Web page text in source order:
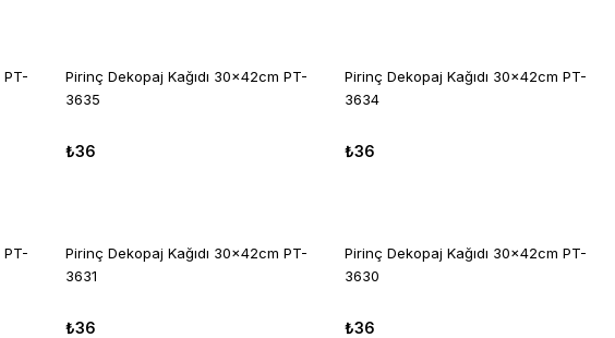
PT-
Pirinç Dekopaj Kağıdı 30x42cm PT-
3635
₺36
Pirinç Dekopaj Kağıdı 30x42cm PT-
3634
₺36
PT-
Pirinç Dekopaj Kağıdı 30x42cm PT-
3631
₺36
Pirinç Dekopaj Kağıdı 30x42cm PT-
3630
₺36